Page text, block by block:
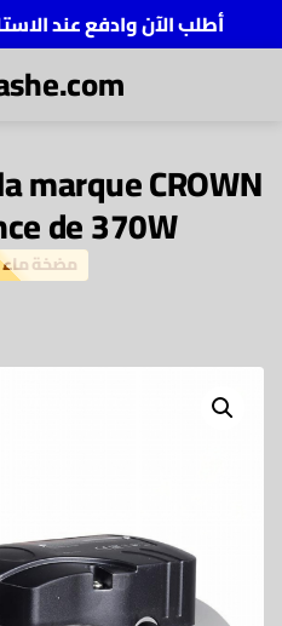
أطلب الآن وادفع عند الاستلام |
marque CROWN
de 370W
مضخة ماء